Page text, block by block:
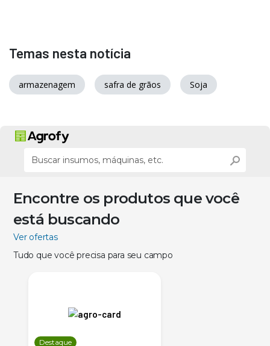
Temas nesta notícia
armazenagem safra de grãos Soja
Encontre os produtos que você
está buscando
Ver ofertas
Tudo que você precisa para seu campo
Destaque